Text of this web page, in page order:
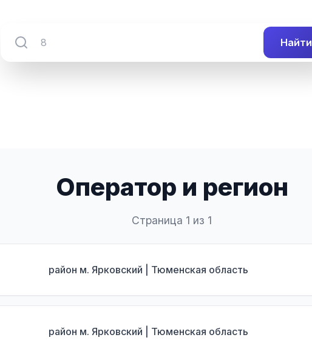
Найти
Оператор и регион
Страница 1 из 1
район м. Ярковский | Тюменская область
район м. Ярковский | Тюменская область